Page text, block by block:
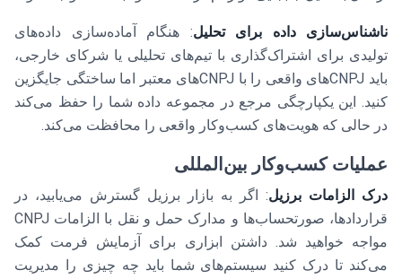
ناشناس‌سازی داده برای تحلیل: هنگام آماده‌سازی داده‌های
تولیدی برای اشتراک‌گذاری با تیم‌های تحلیلی یا شرکای خارجی،
باید CNPJ‌های واقعی را با CNPJ‌های معتبر اما ساختگی جایگزین
کنید. این یکپارچگی مرجع در مجموعه داده شما را حفظ می‌کند
در حالی که هویت‌های کسب‌وکار واقعی را محافظت می‌کند.
عملیات کسب‌وکار بین‌المللی
درک الزامات برزیل: اگر به بازار برزیل گسترش می‌یابید، در
قراردادها، صورتحساب‌ها و مدارک حمل و نقل با الزامات CNPJ
مواجه خواهید شد. داشتن ابزاری برای آزمایش فرمت کمک
می‌کند تا درک کنید سیستم‌های شما باید چه چیزی را مدیریت